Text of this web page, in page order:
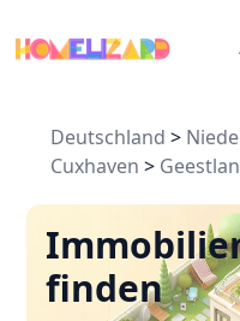
Deutschland >
Cuxhaven >
finden